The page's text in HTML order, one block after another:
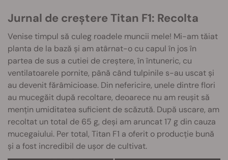
Jurnal de creștere Titan F1: Recolta
Venise timpul să culeg roadele muncii mele! Mi-am tăiat
planta de la bază și am atârnat-o cu capul în jos în
partea de sus a cutiei de creștere, în întuneric, cu
ventilatoarele pornite, până când tulpinile s-au uscat și
au devenit fărâmicioase. Din nefericire, unele dintre flori
au mucegăit după recoltare, deoarece nu am reușit să
mențin umiditatea suficient de scăzută. După uscare, am
recoltat un total de 65 g, deși am aruncat 17 g din cauza
mucegaiului. Per total, Titan F1 a oferit o producție bună
și a fost incredibil de ușor de cultivat.